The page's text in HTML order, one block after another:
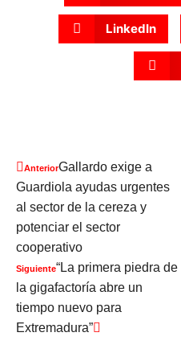
LinkedIn
AnteriorGallardo exige a
Guardiola ayudas urgentes
al sector de la cereza y
potenciar el sector
cooperativo
Siguiente“La primera piedra de
la gigafactoría abre un
tiempo nuevo para
Extremadura”